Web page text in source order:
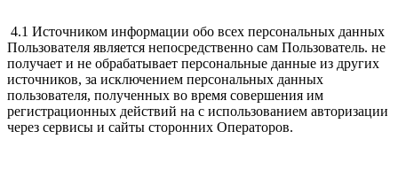
4.1 Источником информации обо всех персональных данных
Пользователя является непосредственно сам Пользователь. не
получает и не обрабатывает персональные данные из других
источников, за исключением персональных данных
пользователя, полученных во время совершения им
регистрационных действий на с использованием авторизации
через сервисы и сайты сторонних Операторов.